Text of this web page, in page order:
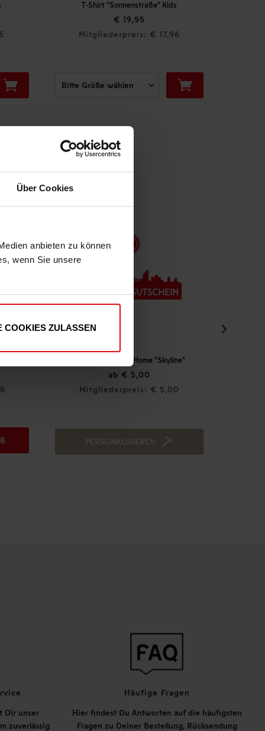
Über Cookies
anbieten zu können
wenn Sie unsere
COOKIES ZULASSEN
T-Shirt "Sonnenstraße" Kids
Mitgliederpreis: € 17,96
Mitgliederpreis: € 5,00
Mitgliederpreis: €
Dir unser
zuverlässig
Häufige Fragen
Hier findest Du Antworten auf die häufigsten
Fragen zu Deiner Bestellung, Rücksendung